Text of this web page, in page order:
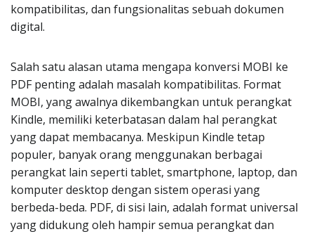
kompatibilitas, dan fungsionalitas sebuah dokumen
digital.
Salah satu alasan utama mengapa konversi MOBI ke
PDF penting adalah masalah kompatibilitas. Format
MOBI, yang awalnya dikembangkan untuk perangkat
Kindle, memiliki keterbatasan dalam hal perangkat
yang dapat membacanya. Meskipun Kindle tetap
populer, banyak orang menggunakan berbagai
perangkat lain seperti tablet, smartphone, laptop, dan
komputer desktop dengan sistem operasi yang
berbeda-beda. PDF, di sisi lain, adalah format universal
yang didukung oleh hampir semua perangkat dan